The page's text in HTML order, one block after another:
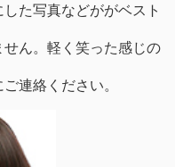
た写真などががベスト
ん。軽く笑った感じの
連絡ください。